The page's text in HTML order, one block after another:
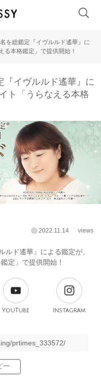
を総鑑定『イヴルルド遙華』に
る本格鑑定」で提供開始！
『イヴルルド遙華』に
ト「うらなえる本格
2022.11.14 views
ド遙華』による鑑定が、
定」で提供開始！
YouTube Instagram
prtimes_333572/